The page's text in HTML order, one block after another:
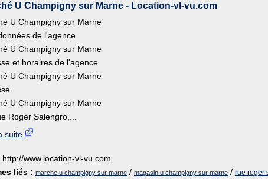
U Champigny sur Marne - Location-vl-vu.com
U Champigny sur Marne
de l'agence
U Champigny sur Marne
et horaires de l'agence
U Champigny sur Marne
U Champigny sur Marne
Roger Salengro,...
suite
http://www.location-vl-vu.com
liés : marche u champigny sur marne / magasin u champigny sur marne / rue roger